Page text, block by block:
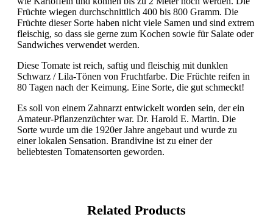
Früchte wiegen durchschnittlich 400 bis 800 Gramm. Die
Früchte dieser Sorte haben nicht viele Samen und sind extrem
fleischig, so dass sie gerne zum Kochen sowie für Salate oder
Sandwiches verwendet werden.
Diese Tomate ist reich, saftig und fleischig mit dunklen
Schwarz / Lila-Tönen von Fruchtfarbe. Die Früchte reifen in
80 Tagen nach der Keimung. Eine Sorte, die gut schmeckt!
Es soll von einem Zahnarzt entwickelt worden sein, der ein
Amateur-Pflanzenzüchter war. Dr. Harold E. Martin. Die
Sorte wurde um die 1920er Jahre angebaut und wurde zu
einer lokalen Sensation. Brandivine ist zu einer der
beliebtesten Tomatensorten geworden.
Related Products